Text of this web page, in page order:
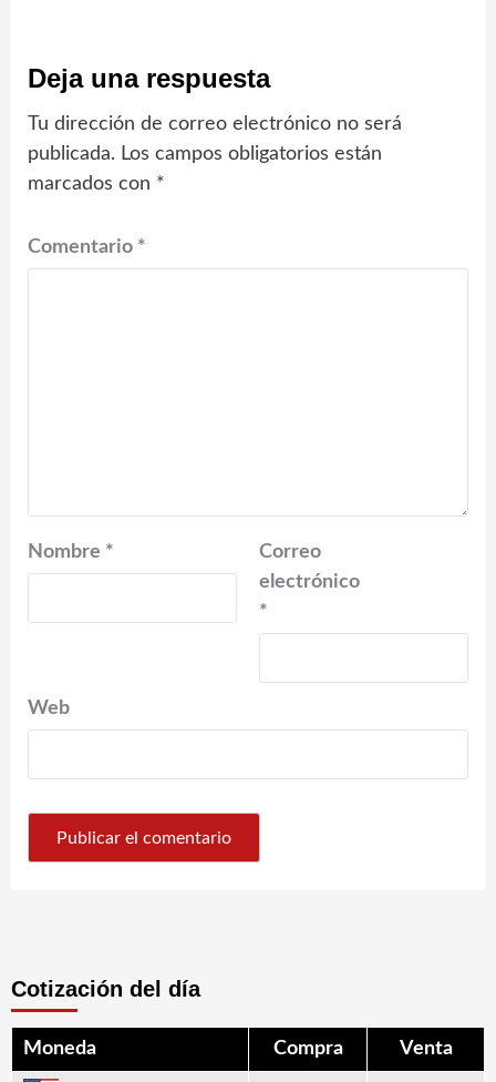
Deja una respuesta
Tu dirección de correo electrónico no será
publicada. Los campos obligatorios están
marcados con *
Comentario *
Nombre *
Correo
electrónico
*
Web
Cotización del día
Moneda Compra Venta